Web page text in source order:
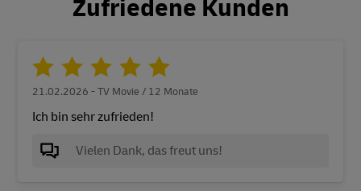
Zufriedene Kunden
21.02.2026 - TV Movie / 12 Monate
Ich bin sehr zufrieden!
Vielen Dank, das freut uns!